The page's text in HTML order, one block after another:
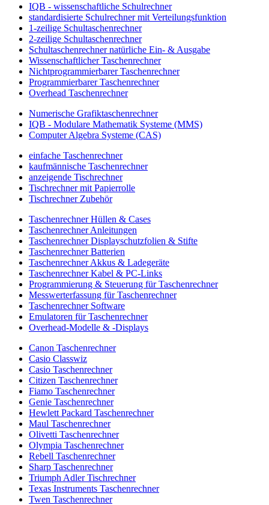
IQB - wissenschaftliche Schulrechner
standardisierte Schulrechner mit Verteilungsfunktion
1-zeilige Schultaschenrechner
2-zeilige Schultaschenrechner
Schultaschenrechner natürliche Ein- & Ausgabe
Wissenschaftlicher Taschenrechner
Nichtprogrammierbarer Taschenrechner
Programmierbarer Taschenrechner
Overhead Taschenrechner
Numerische Grafiktaschenrechner
IQB - Modulare Mathematik Systeme (MMS)
Computer Algebra Systeme (CAS)
einfache Taschenrechner
kaufmännische Taschenrechner
anzeigende Tischrechner
Tischrechner mit Papierrolle
Tischrechner Zubehör
Taschenrechner Hüllen & Cases
Taschenrechner Anleitungen
Taschenrechner Displayschutzfolien & Stifte
Taschenrechner Batterien
Taschenrechner Akkus & Ladegeräte
Taschenrechner Kabel & PC-Links
Programmierung & Steuerung für Taschenrechner
Messwerterfassung für Taschenrechner
Taschenrechner Software
Emulatoren für Taschenrechner
Overhead-Modelle & -Displays
Canon Taschenrechner
Casio Classwiz
Casio Taschenrechner
Citizen Taschenrechner
Fiamo Taschenrechner
Genie Taschenrechner
Hewlett Packard Taschenrechner
Maul Taschenrechner
Olivetti Taschenrechner
Olympia Taschenrechner
Rebell Taschenrechner
Sharp Taschenrechner
Triumph Adler Tischrechner
Texas Instruments Taschenrechner
Twen Taschenrechner